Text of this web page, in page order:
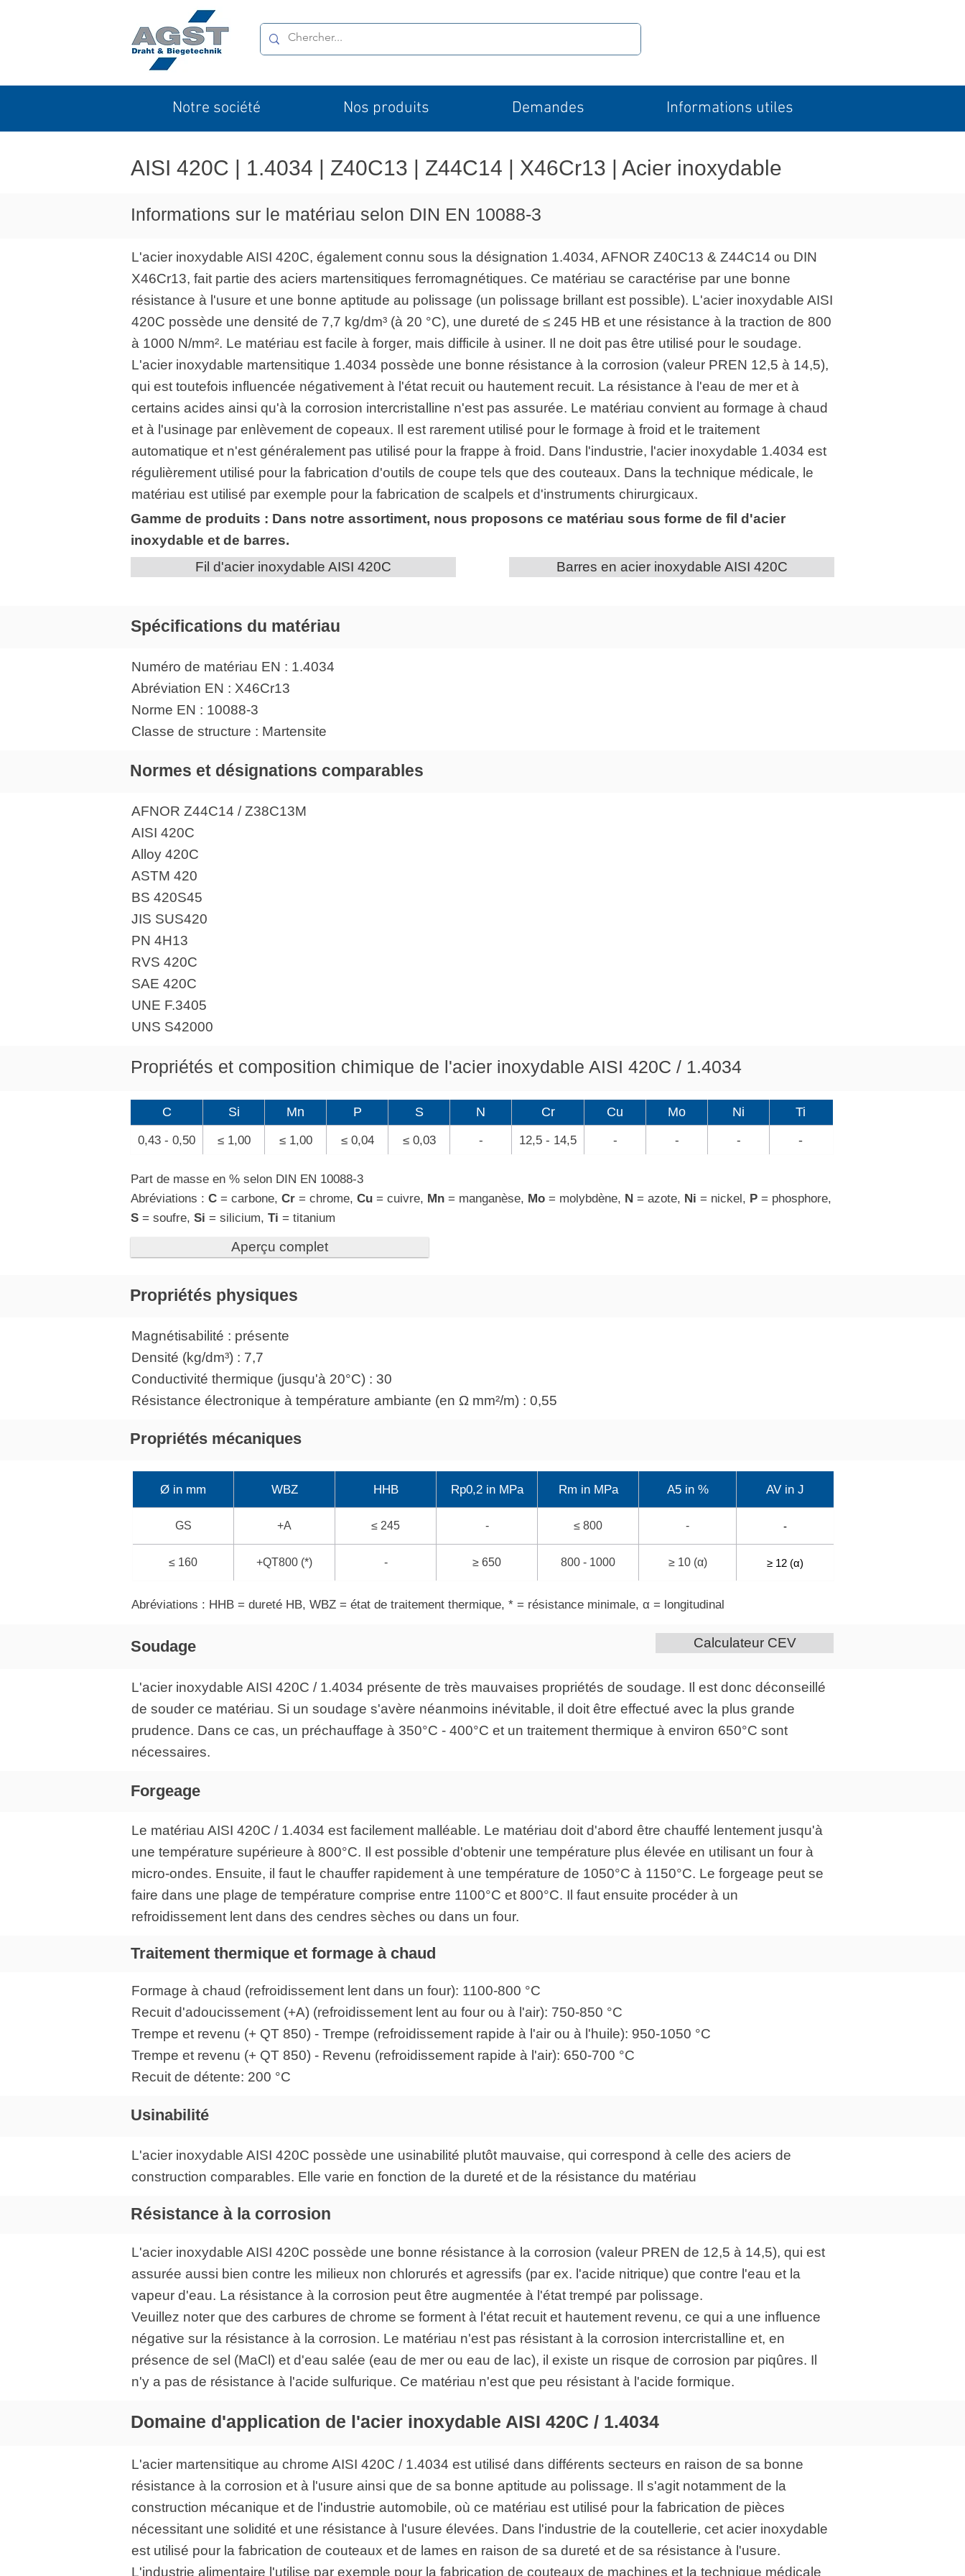
Notre société Nos produits Demandes Informations utiles
AISI 420C | 1.4034 | Z40C13 | Z44C14 | X46Cr13 | Acier inoxydable
Informations sur le matériau selon DIN EN 10088-3
L'acier inoxydable AISI 420C, également connu sous la désignation 1.4034, AFNOR Z40C13 & Z44C14 ou DIN
X46Cr13, fait partie des aciers martensitiques ferromagnétiques. Ce matériau se caractérise par une bonne
résistance à l'usure et une bonne aptitude au polissage (un polissage brillant est possible). L'acier inoxydable AISI
420C possède une densité de 7,7 kg/dm³ (à 20 °C), une dureté de ≤ 245 HB et une résistance à la traction de 800
à 1000 N/mm². Le matériau est facile à forger, mais difficile à usiner. Il ne doit pas être utilisé pour le soudage.
L'acier inoxydable martensitique 1.4034 possède une bonne résistance à la corrosion (valeur PREN 12,5 à 14,5),
qui est toutefois influencée négativement à l'état recuit ou hautement recuit. La résistance à l'eau de mer et à
certains acides ainsi qu'à la corrosion intercristalline n'est pas assurée. Le matériau convient au formage à chaud
et à l'usinage par enlèvement de copeaux. Il est rarement utilisé pour le formage à froid et le traitement
automatique et n'est généralement pas utilisé pour la frappe à froid. Dans l'industrie, l'acier inoxydable 1.4034 est
régulièrement utilisé pour la fabrication d'outils de coupe tels que des couteaux. Dans la technique médicale, le
matériau est utilisé par exemple pour la fabrication de scalpels et d'instruments chirurgicaux.
Gamme de produits : Dans notre assortiment, nous proposons ce matériau sous forme de fil d'acier
inoxydable et de barres.
Fil d'acier inoxydable AISI 420C
Barres en acier inoxydable AISI 420C
Spécifications du matériau
Numéro de matériau EN : 1.4034
Abréviation EN : X46Cr13
Norme EN : 10088-3
Classe de structure : Martensite
Normes et désignations comparables
AFNOR Z44C14 / Z38C13M
AISI 420C
Alloy 420C
ASTM 420
BS 420S45
JIS SUS420
PN 4H13
RVS 420C
SAE 420C
UNE F.3405
UNS S42000
Propriétés et composition chimique de l'acier inoxydable AISI 420C / 1.4034
C Si Mn P S N Cr Cu Mo Ni Ti
0,43 - 0,50 ≤ 1,00 ≤ 1,00 ≤ 0,04 ≤ 0,03 - 12,5 - 14,5 - - - -
Aperçu complet
Part de masse en % selon DIN EN 10088-3
Abréviations : C = carbone, Cr = chrome, Cu = cuivre, Mn = manganèse, Mo = molybdène, N = azote, Ni = nickel, P = phosphore,
S = soufre, Si = silicium, Ti = titanium
Propriétés physiques
Magnétisabilité : présente
Densité (kg/dm³) : 7,7
Conductivité thermique (jusqu'à 20°C) : 30
Résistance électronique à température ambiante (en Ω mm²/m) : 0,55
Propriétés mécaniques
Ø in mm WBZ HHB Rp0,2 in MPa Rm in MPa A5 in % AV in J
GS +A ≤ 245 - ≤ 800 - -
≤ 160 +QT800 (*) - ≥ 650 800 - 1000 ≥ 10 (α) ≥ 12 (α)
Abréviations : HHB = dureté HB, WBZ = état de traitement thermique, * = résistance minimale, α = longitudinal
Soudage Calculateur CEV
L'acier inoxydable AISI 420C / 1.4034 présente de très mauvaises propriétés de soudage. Il est donc déconseillé
de souder ce matériau. Si un soudage s'avère néanmoins inévitable, il doit être effectué avec la plus grande
prudence. Dans ce cas, un préchauffage à 350°C - 400°C et un traitement thermique à environ 650°C sont
nécessaires.
Forgeage
Le matériau AISI 420C / 1.4034 est facilement malléable. Le matériau doit d'abord être chauffé lentement jusqu'à
une température supérieure à 800°C. Il est possible d'obtenir une température plus élevée en utilisant un four à
micro-ondes. Ensuite, il faut le chauffer rapidement à une température de 1050°C à 1150°C. Le forgeage peut se
faire dans une plage de température comprise entre 1100°C et 800°C. Il faut ensuite procéder à un
refroidissement lent dans des cendres sèches ou dans un four.
Traitement thermique et formage à chaud
Formage à chaud (refroidissement lent dans un four): 1100-800 °C
Recuit d'adoucissement (+A) (refroidissement lent au four ou à l'air): 750-850 °C
Trempe et revenu (+ QT 850) - Trempe (refroidissement rapide à l'air ou à l'huile): 950-1050 °C
Trempe et revenu (+ QT 850) - Revenu (refroidissement rapide à l'air): 650-700 °C
Recuit de détente: 200 °C
Usinabilité
L'acier inoxydable AISI 420C possède une usinabilité plutôt mauvaise, qui correspond à celle des aciers de
construction comparables. Elle varie en fonction de la dureté et de la résistance du matériau
Résistance à la corrosion
L'acier inoxydable AISI 420C possède une bonne résistance à la corrosion (valeur PREN de 12,5 à 14,5), qui est
assurée aussi bien contre les milieux non chlorurés et agressifs (par ex. l'acide nitrique) que contre l'eau et la
vapeur d'eau. La résistance à la corrosion peut être augmentée à l'état trempé par polissage.
Veuillez noter que des carbures de chrome se forment à l'état recuit et hautement revenu, ce qui a une influence
négative sur la résistance à la corrosion. Le matériau n'est pas résistant à la corrosion intercristalline et, en
présence de sel (MaCl) et d'eau salée (eau de mer ou eau de lac), il existe un risque de corrosion par piqûres. Il
n'y a pas de résistance à l'acide sulfurique. Ce matériau n'est que peu résistant à l'acide formique.
Domaine d'application de l'acier inoxydable AISI 420C / 1.4034
L'acier martensitique au chrome AISI 420C / 1.4034 est utilisé dans différents secteurs en raison de sa bonne
résistance à la corrosion et à l'usure ainsi que de sa bonne aptitude au polissage. Il s'agit notamment de la
construction mécanique et de l'industrie automobile, où ce matériau est utilisé pour la fabrication de pièces
nécessitant une solidité et une résistance à l'usure élevées. Dans l'industrie de la coutellerie, cet acier inoxydable
est utilisé pour la fabrication de couteaux et de lames en raison de sa dureté et de sa résistance à l'usure.
L'industrie alimentaire l'utilise par exemple pour la fabrication de couteaux de machines et la technique médicale